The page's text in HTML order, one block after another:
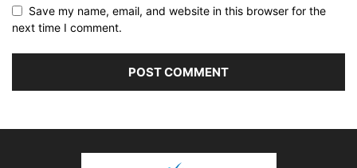
Save my name, email, and website in this browser for the
next time I comment.